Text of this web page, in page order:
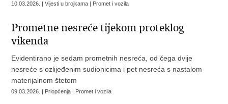
10.03.2026. | Vijesti u brojkama | Promet i vozila
Prometne nesreće tijekom proteklog
vikenda
Evidentirano je sedam prometnih nesreća, od čega dvije
nesreće s ozlijeđenim sudionicima i pet nesreća s nastalom
materijalnom štetom
09.03.2026. | Priopćenja | Promet i vozila